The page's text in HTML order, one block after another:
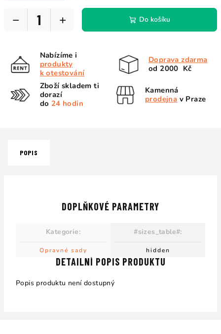
+
− Do košíku
Nabízíme i
produkty
k otestování
Doprava zdarma
od 2000 Kč
Zboží skladem ti
dorazí
do 24 hodin
Kamenná
prodejna v Praze
POPIS
DETAILNÍ POPIS PRODUKTU
Popis produktu není dostupný
DOPLŇKOVÉ PARAMETRY
Kategorie:
Opravné sady
#sizes_table#:
hidden